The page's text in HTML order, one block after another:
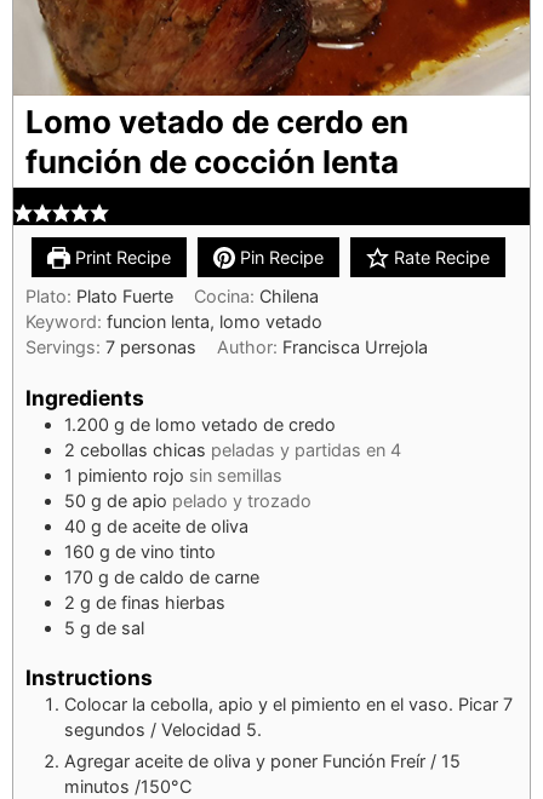
Lomo vetado de cerdo en
función de cocción lenta
Print Recipe Pin Recipe
Rate Recipe
Plato: Plato Fuerte Cocina: Chilena
Keyword: funcion lenta, lomo vetado
Servings: 7 personas Author: Francisca Urrejola
Ingredients
1.200 g de lomo vetado de credo
2 cebollas chicas peladas y partidas en 4
1 pimiento rojo sin semillas
50 g de apio pelado y trozado
40 g de aceite de oliva
160 g de vino tinto
170 g de caldo de carne
2 g de finas hierbas
5 g de sal
Instructions
Colocar la cebolla, apio y el pimiento en el vaso. Picar 7
segundos / Velocidad 5.
Agregar aceite de oliva y poner Función Freír / 15
minutos /150°C